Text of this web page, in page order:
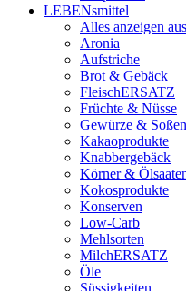
LEBENsmittel
Alles anzeigen
Aronia
Aufstriche
Brot & Gebäck
FleischERSATZ
Früchte & Nüsse
Gewürze & Soßen
Kakaoprodukte
Knabbergebäck
Körner &
Kokosprodukte
Konserven
Low-Carb
Mehlsorten
MilchERSATZ
Öle
Süssigkeiten